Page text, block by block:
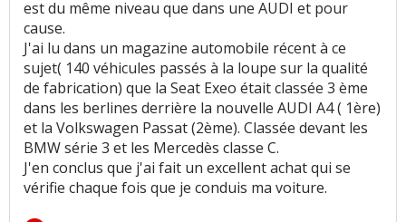
Puissance moteur et relances :8aiment 1
n'aime pas
Couple moteur: 7aiment1 n'aime pas
Capacité de tractage:2aiment
Consommation:19aiment 3n'aiment pas
est du même niveau que dans une AUDI et pour
cause.
J'ai lu dans un magazine automobile récent à ce
sujet( 140 véhicules passés à la loupe sur la qualité
de fabrication) que la Seat Exeo était classée 3 ème
dans les berlines derrière la nouvelle AUDI A4 ( 1ère)
et la Volkswagen Passat (2ème). Classée devant les
BMW série 3 et les Mercedès classe C.
J'en conclus que j'ai fait un excellent achat qui se
vérifie chaque fois que je conduis ma voiture.